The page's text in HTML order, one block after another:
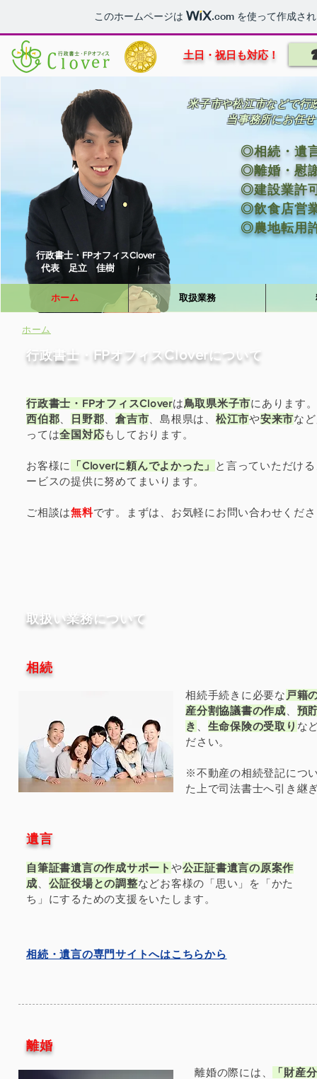
このホームページは .com を使って作成さ
​行政書士・FPオフィスClover
​代表 足立 佳樹
◎相続・遺
◎離婚・慰
◎建設業許
◎飲食店営
​◎農地転用
ホーム 取扱業務
​土日・祝日も対応！
米子市や松江市などで行
当事務所にお任
​行政書士・FPオフィスClover
​ホーム
​行政書士・ FPオフィス Cloverについて
行政書士・FPオフィスCloverは鳥取県米子市にあります
西伯郡
日野郡 倉吉市 、島根県は、 松江市や安来市な
っては全国対応もしております。
お客様に 「Cloverに頼んでよかった」
と言っていただけ
ービスの提供に努めてまいります。
ご相談は無料です。まずは、お気軽にお問い合わせくだ
​取扱い業務について
​相続
相続手続きに必要な 戸籍
産分割協議書の作成
預
き
生命保険の受取り な
ださい。
※不動産の相続登記につ
た上で司法書士へ引き継
​遺言
自筆証書遺言の作成サポート や公正証書遺言の原案作
成
公証役場との調整などお客様の「思い」を「かた
ち」にするための支援をいたします。
​相続・遺言の専門サイトへはこちらから
​離婚
離婚の際には、
「財産